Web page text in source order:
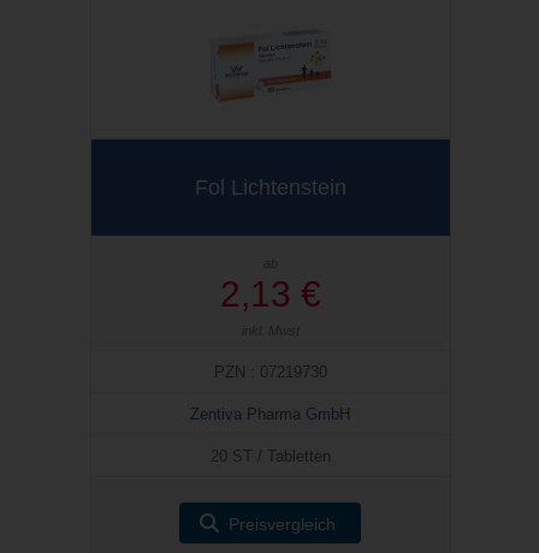
Fol Lichtenstein
ab
2,13 €
inkl. Mwst
PZN : 07219730
Zentiva Pharma GmbH
20 ST / Tabletten
Preisvergleich